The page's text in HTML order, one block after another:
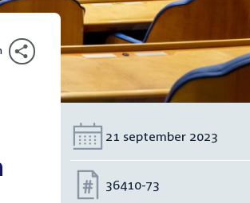
Datum:
21 september 2023
Nummer:
36410-73